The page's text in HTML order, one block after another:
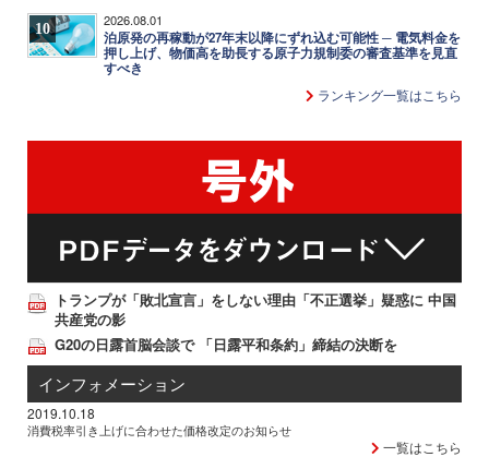
10 2026.08.01
泊原発の再稼動が27年末以降にずれ込む可能性 ─ 電気料金を
押し上げ、物価高を助長する原子力規制委の審査基準を見直
すべき
ランキング一覧はこちら
トランプが「敗北宣言」をしない理由「不正選挙」疑惑に 中国
共産党の影
G20の日露首脳会談で 「日露平和条約」締結の決断を
インフォメーション
2019.10.18
消費税率引き上げに合わせた価格改定のお知らせ
一覧はこちら